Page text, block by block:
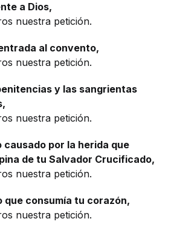
a Dios,
nuestra petición.
al convento,
nuestra petición.
y las sangrientas
nuestra petición.
causado por la herida que
de tu Salvador Crucificado,
nuestra petición.
que consumía tu corazón,
nuestra petición.